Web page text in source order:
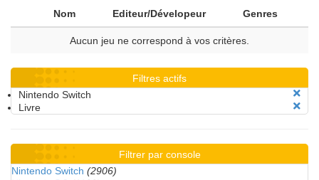
Nom Editeur/Dévelopeur Genres
Aucun jeu ne correspond à vos critères.
Filtres actifs
Nintendo Switch
Livre
Filtrer par console
Nintendo Switch (2906)